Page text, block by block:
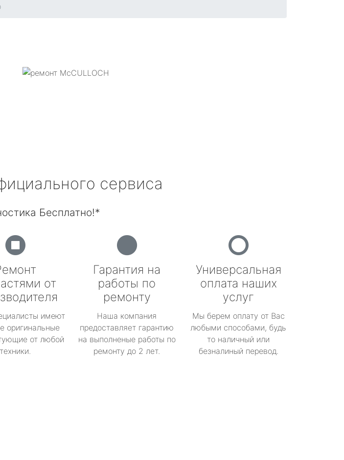
сервиса
Бесплатно!*
от
имеют
оригинальные
от любой
техники.
Гарантия на
работы по
ремонту
Наша компания
предоставляет гарантию
на выполненые работы по
ремонту до 2 лет.
Универсальная
оплата наших
услуг
Мы берем оплату от Вас
любыми способами, будь
то наличный или
безналиный перевод.